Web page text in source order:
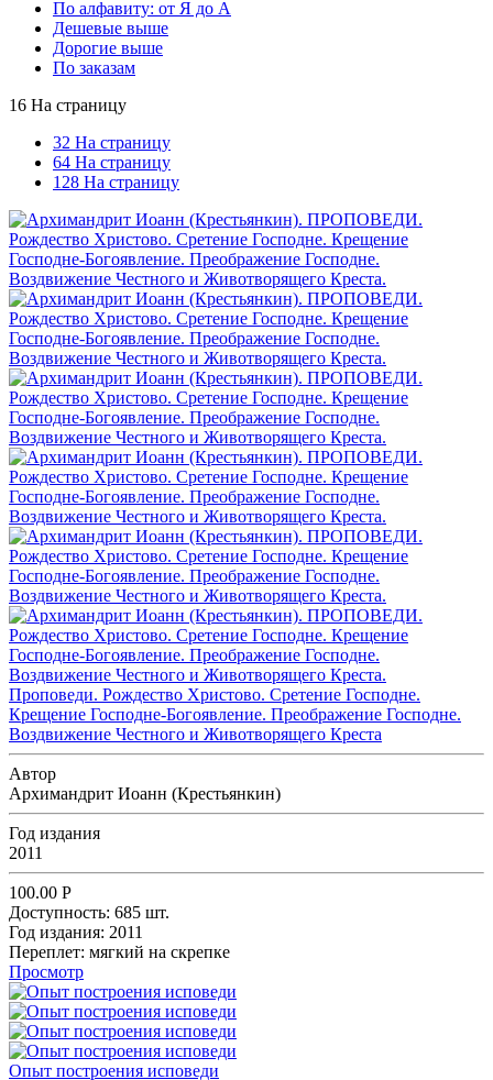
По алфавиту: от Я до А
Дешевые выше
Дорогие выше
По заказам
16 На страницу
32 На страницу
64 На страницу
128 На страницу
Проповеди. Рождество Христово. Сретение Господне.
Крещение Господне-Богоявление. Преображение Господне.
Воздвижение Честного и Животворящего Креста
Автор
Архимандрит Иоанн (Крестьянкин)
Год издания
2011
100.00 Р
Доступность: 685 шт.
Год издания: 2011
Переплет: мягкий на скрепке
Просмотр
Опыт построения исповеди